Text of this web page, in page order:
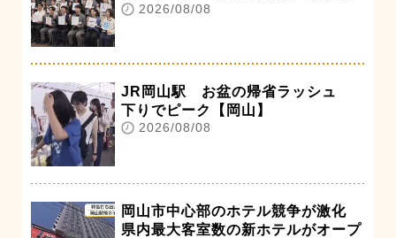
2026/08/08
JR岡山駅 お盆の帰省ラッシュ
下りでピーク【岡山】
2026/08/08
岡山市中心部のホテル競争が激化
県内最大客室数の新ホテルがオープ